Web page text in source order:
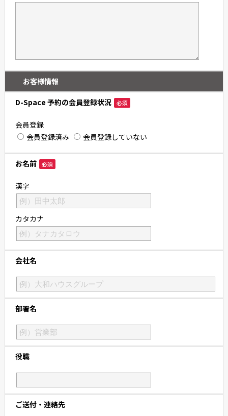
お客様情報
D-Space 予約の会員登録状況 必須
会員登録
会員登録済み
会員登録していない
お名前 必須
漢字
カタカナ
会社名
部署名
役職
ご送付・連絡先